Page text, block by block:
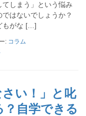
しまう」という悩み
はないでしょうか？
もがな […]
: コラム
さい！」と叱
自学できる